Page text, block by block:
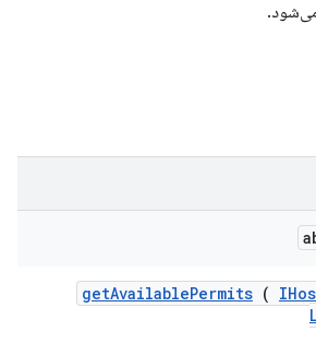
می‌شود.
getAvailablePermits (